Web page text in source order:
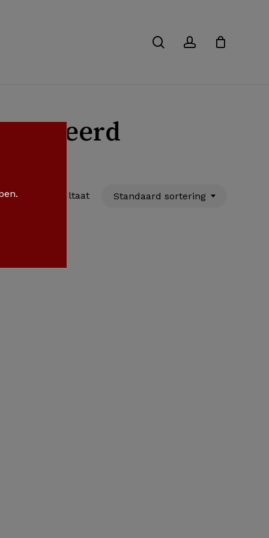
searchaccount
Enig resultaat Standaard sortering